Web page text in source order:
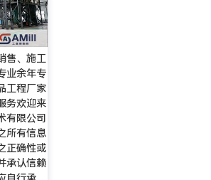
售、施工
业余年专
工程厂家
务欢迎来
有限公司
所有信息
正确性或
承认信赖